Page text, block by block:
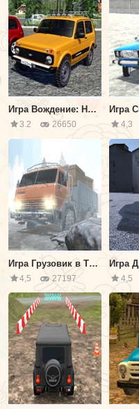
Игра Вождение: Нива по Внедорожью
3.2 26650 4,3
Игра Грузовик в Тайге
4,5 27197 4,5